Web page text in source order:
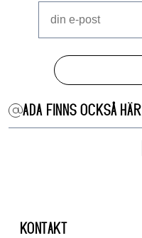
ADA FINNS OCKSÅ HÄR
KONTAKT